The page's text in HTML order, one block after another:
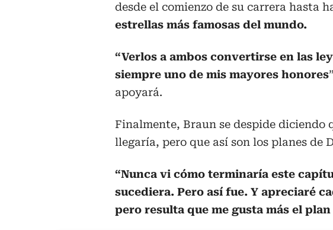
desde el comienzo de su carrera hasta
estrellas más famosas del mundo.
“Verlos a ambos convertirse en las
siempre uno de mis mayores honores
apoyará.
Finalmente, Braun se despide diciendo
llegaría, pero que así son los planes de
“Nunca vi cómo terminaría este
sucediera. Pero así fue. Y apreciaré
pero resulta que me gusta más el plan